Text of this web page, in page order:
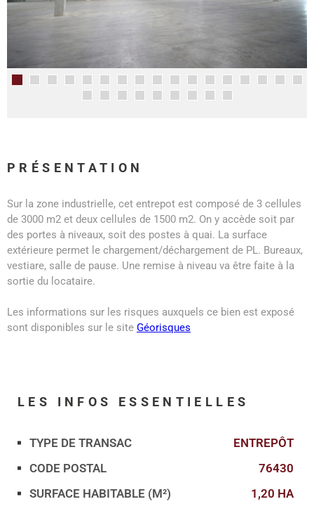
PRÉSENTATION
Sur la zone industrielle, cet entrepot est composé de 3 cellules
de 3000 m2 et deux cellules de 1500 m2. On y accède soit par
des portes à niveaux, soit des postes à quai. La surface
extérieure permet le chargement/déchargement de PL. Bureaux,
vestiare, salle de pause. Une remise à niveau va être faite à la
sortie du locataire.
Les informations sur les risques auxquels ce bien est exposé
sont disponibles sur le site Géorisques
LES INFOS ESSENTIELLES
Caractérisque Valeurs
TYPE DE TRANSAC
ENTREPÔT
CODE POSTAL
76430
SURFACE HABITABLE (M²)
1,20 HA